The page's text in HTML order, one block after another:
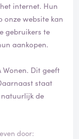
internet. Hun
onze website kan
gebruikers te
aankopen.
Wonen. Dit geeft
staat
de
door: